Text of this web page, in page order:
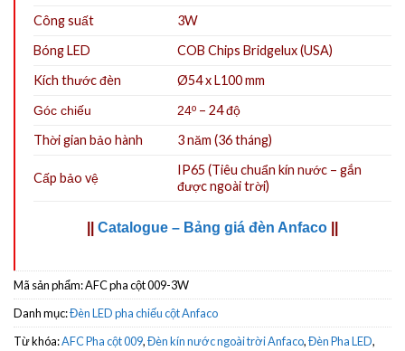
Công suất
3W
Bóng LED
COB Chips Bridgelux (USA)
Kích thước đèn
Ø54 x L100 mm
Góc chiếu 24º – 24 độ
Thời gian bảo hành
3 năm (36 tháng)
Cấp bảo vệ
IP65 (Tiêu chuẩn kín nước – gắn
được ngoài trời)
Catalogue – Bảng giá đèn Anfaco
Mã sản phẩm:AFC pha cột 009-3W
Danh mục:Đèn LED pha chiếu cột Anfaco
Từ khóa:AFC Pha cột 009,Đèn kín nước ngoài trời Anfaco,Đèn Pha LED,